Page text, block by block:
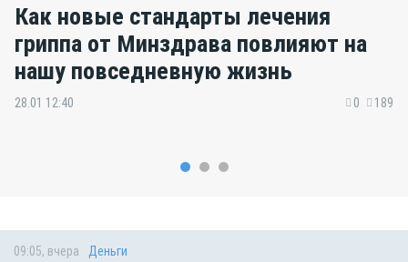
Как новые стандарты лечения
гриппа от Минздрава повлияют на
нашу повседневную жизнь
28.01 12:40 0 189
09:05, вчера Деньги